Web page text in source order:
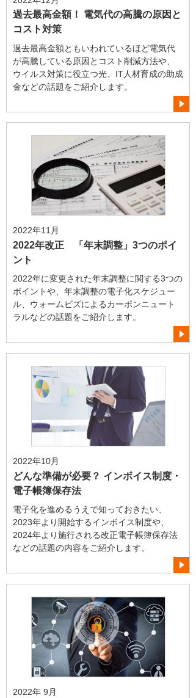
過去最高金額！ 電気代の高騰の原因と
コスト対策
過去最高金額ともいわれているほど電気代
が高騰している原因とコスト削減方法や、
ウイルス対策に役立つ光、IT人材育成の助成
金などの話題をご紹介します。
2022年11月
2022年改正 「年末調整」3つのポイ
ント
2022年に変更された年末調整に関する3つの
ポイントや、年末調整の電子化スケジュー
ル、ウォームビズによるカーボンニュート
ラルなどの話題をご紹介します。
2022年10月
どんな準備が必要？ インボイス制度・
電子帳簿保存法
電子化を進めるうえで知っておきたい、
2023年より開始するインボイス制度や、
2024年より施行される改正電子帳簿保存法
などの話題の内容をご紹介します。
2022年 9月